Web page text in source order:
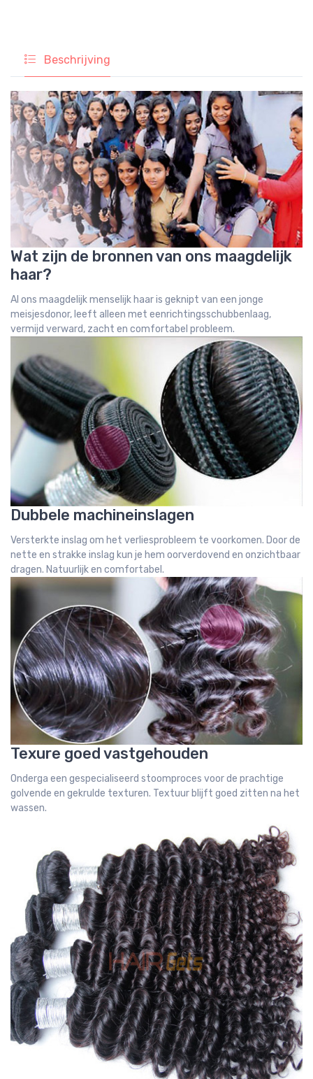
Beschrijving
Wat zijn de bronnen van ons maagdelijk
haar?
Al ons maagdelijk menselijk haar is geknipt van een jonge
meisjesdonor, leeft alleen met eenrichtingsschubbenlaag,
vermijd verward, zacht en comfortabel probleem.
Dubbele machineinslagen
Versterkte inslag om het verliesprobleem te voorkomen. Door de
nette en strakke inslag kun je hem oorverdovend en onzichtbaar
dragen. Natuurlijk en comfortabel.
Texure goed vastgehouden
Onderga een gespecialiseerd stoomproces voor de prachtige
golvende en gekrulde texturen. Textuur blijft goed zitten na het
wassen.